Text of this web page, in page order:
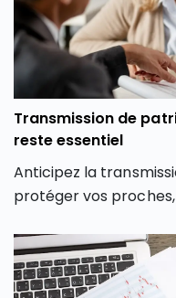
Transmission de
reste essentiel
Anticipez la
protéger vos